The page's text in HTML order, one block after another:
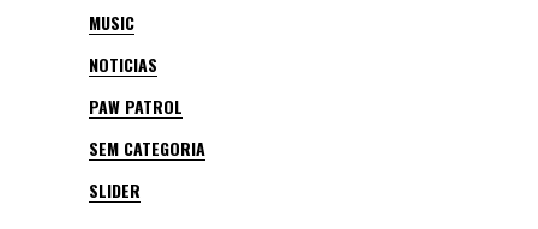
MUSIC
NOTICIAS
PAW PATROL
SEM CATEGORIA
SLIDER